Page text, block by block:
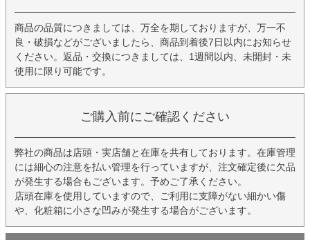
商品の品質につきましては、万全を期しておりますが、万一不
良・破損などがございましたら、商品到着後7日以内にお知らせ
ください。返品・交換につきましては、1週間以内、未開封・未
使用に限り可能です。
ご購入前にご確認ください
弊社の商品は店頭・実店舗と在庫を共有しております。在庫管理
には細心の注意を払い管理を行っていますが、注文確定後に欠品
が発生する場合もございます。予めご了承ください。
店頭在庫を使用していますので、ご利用に支障がない細かい傷
や、化粧箱に小さな凹みが発生する場合がございます。